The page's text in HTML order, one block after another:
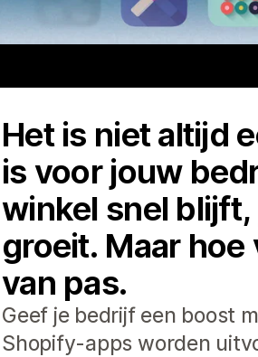
Het is niet altijd
is voor jouw
winkel snel
groeit. Maar hoe
van pas.
Geef je bedrijf een boost
Shopify-apps worden